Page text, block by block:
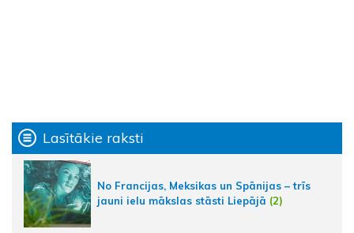
Lasītākie raksti
No Francijas, Meksikas un Spānijas – trīs
jauni ielu mākslas stāsti Liepājā (2)